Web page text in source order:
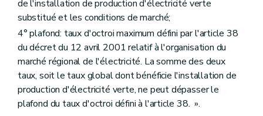
de l'installation de production d'électricité verte
substitué et les conditions de marché;
4° plafond: taux d'octroi maximum défini par l'article 38
du décret du 12 avril 2001 relatif à l'organisation du
marché régional de l'électricité. La somme des deux
taux, soit le taux global dont bénéficie l'installation de
production d'électricité verte, ne peut dépasser le
plafond du taux d'octroi défini à l'article 38. ».